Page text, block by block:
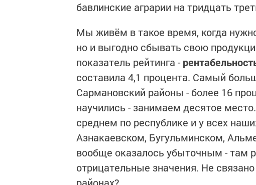
бавлинские аграрии на тридцать
Мы живём в такое время, когда
но и выгодно сбывать свою
показатель рейтинга -
составила 4,1 процента. Самый
Сармановский районы - более 16
научились - занимаем десятое
среднем по республике и у всех
Азнакаевском, Бугульминском,
вообще оказалось убыточным - там
отрицательные значения. Не